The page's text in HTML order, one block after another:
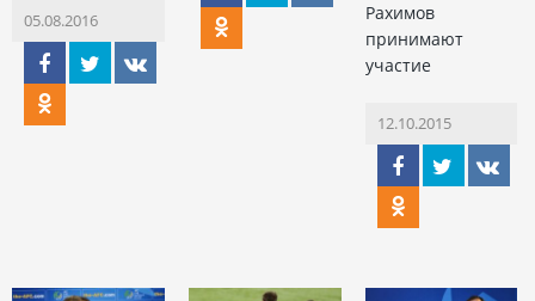
05.08.2016
Рахимов
принимают
участие
12.10.2015